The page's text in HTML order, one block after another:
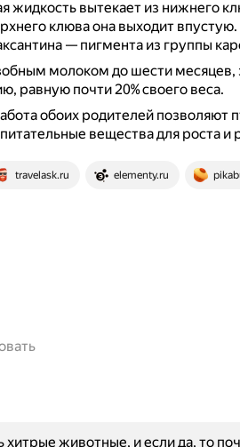
жидкость вытекает из нижнего
клюва она выходит впустую.
— пигмента из группы
молоком до шести месяцев,
равную почти 20% своего веса.
обоих родителей позволяют
вещества для роста и
travelask.ru elementy.ru
хитрые животные, и если да, то